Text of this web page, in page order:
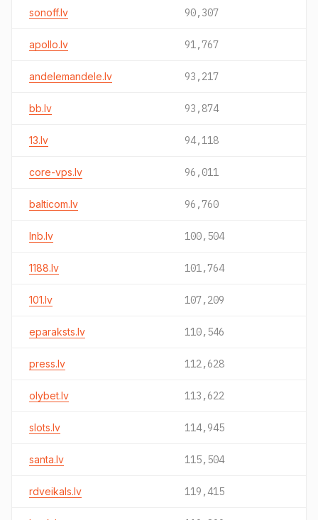
sonoff.lv 90,307
apollo.lv 91,767
andelemandele.lv 93,217
bb.lv 93,874
13.lv 94,118
core-vps.lv 96,011
balticom.lv 96,760
lnb.lv 100,504
1188.lv 101,764
101.lv 107,209
eparaksts.lv 110,546
press.lv 112,628
olybet.lv 113,622
slots.lv 114,945
santa.lv 115,504
rdveikals.lv 119,415